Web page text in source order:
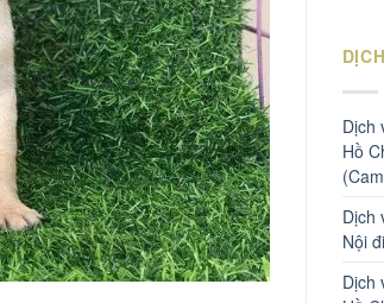
Dịch
Hồ
Dịch
Nội
Dịch